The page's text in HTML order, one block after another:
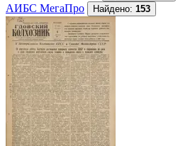
АИБС МегаПро
Найдено: 153